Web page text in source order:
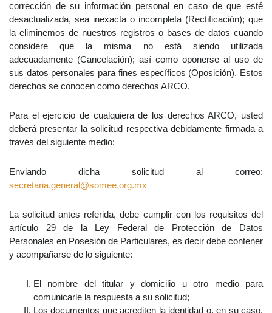
corrección de su información personal en caso de que esté
desactualizada, sea inexacta o incompleta (Rectificación); que
la eliminemos de nuestros registros o bases de datos cuando
considere que la misma no está siendo utilizada
adecuadamente (Cancelación); así como oponerse al uso de
sus datos personales para fines específicos (Oposición). Estos
derechos se conocen como derechos ARCO.
Para el ejercicio de cualquiera de los derechos ARCO, usted
deberá presentar la solicitud respectiva debidamente firmada a
través del siguiente medio:
Enviando dicha solicitud al correo:
secretaria.general@somee.org.mx
La solicitud antes referida, debe cumplir con los requisitos del
artículo 29 de la Ley Federal de Protección de Datos
Personales en Posesión de Particulares, es decir debe contener
y acompañarse de lo siguiente:
El nombre del titular y domicilio u otro medio para
comunicarle la respuesta a su solicitud;
Los documentos que acrediten la identidad o, en su caso,